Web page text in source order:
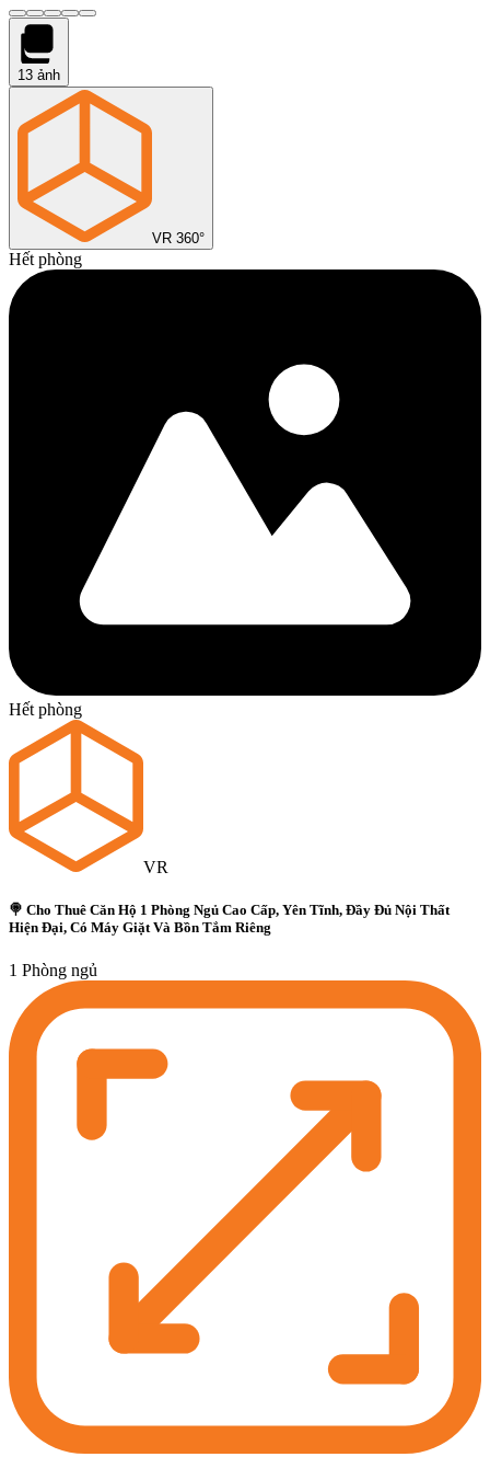
13 ảnh
VR 360°
Hết phòng
Hết phòng
VR
🍭 Cho Thuê Căn Hộ 1 Phòng Ngủ Cao Cấp, Yên Tĩnh, Đầy Đủ Nội Thất
Hiện Đại, Có Máy Giặt Và Bồn Tắm Riêng
1 Phòng ngủ